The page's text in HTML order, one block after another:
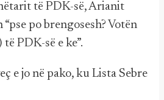
të PDK-së, Arianit
po brengosesh? Votën
PDK-së e ke”.
e jo në pako, ku Lista Sebre